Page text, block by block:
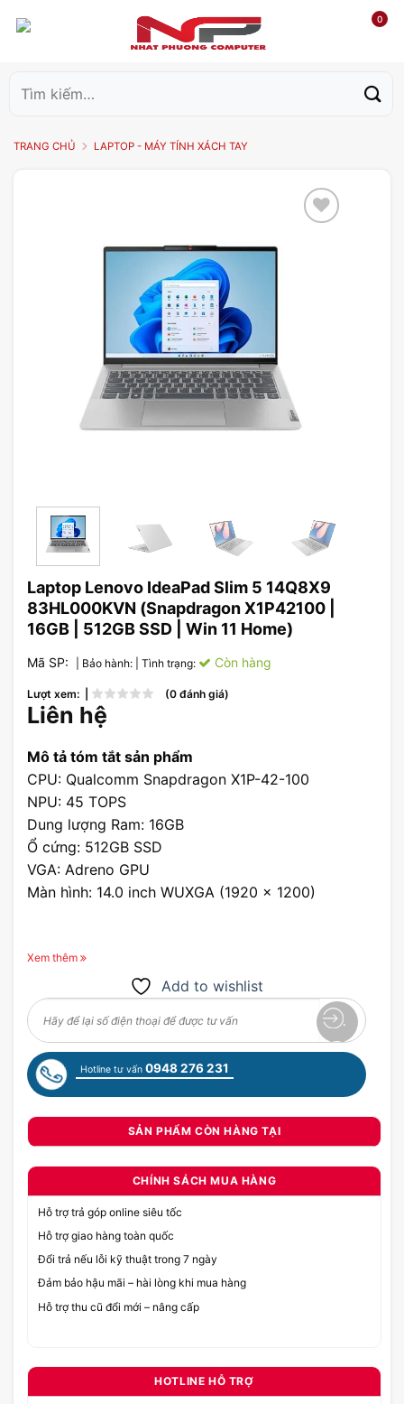
0
kiếm:
TRANG CHỦ LAPTOP - MÁY TÍNH XÁCH TAY
Laptop Lenovo IdeaPad Slim 5 14Q8X9
83HL000KVN (Snapdragon X1P42100 |
16GB | 512GB SSD | Win 11 Home)
Mã SP: | Bảo hành: | Tình trạng: Còn hàng
Lượt xem: | (0 đánh giá)
Liên hệ
Mô tả tóm tắt sản phẩm
CPU: Qualcomm Snapdragon X1P-42-100
NPU: 45 TOPS
Dung lượng Ram: 16GB
Ổ cứng: 512GB SSD
VGA: Adreno GPU
Màn hình: 14.0 inch WUXGA (1920 x 1200)
Xem thêm
Add to wishlist
Hotline tư vấn 0948 276 231
SẢN PHẨM CÒN HÀNG TẠI
CHÍNH SÁCH MUA HÀNG
Hỗ trợ trả góp online siêu tốc
Hỗ trợ giao hàng toàn quốc
Đổi trả nếu lỗi kỹ thuật trong 7 ngày
Đảm bảo hậu mãi – hài lòng khi mua hàng
Hỗ trợ thu cũ đổi mới – nâng cấp
HOTLINE HỖ TRỢ